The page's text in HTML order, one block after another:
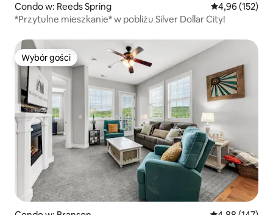
Condo w: Reeds Spring Średnia
4,96 (152)
*Przytulne mieszkanie* w pobliżu Silver Dollar City!
Wybór gości
Wybór gości